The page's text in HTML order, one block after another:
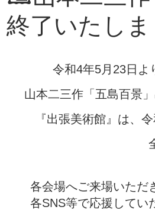
終了いたし
令和4年5月23日よ
山本二三作「五島百景
『出張美術館』は、
各会場へご来場いただ
各SNS等で応援してい